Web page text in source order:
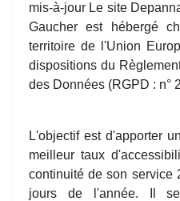
mis-à-jour Le site
Gaucher est hébergé
territoire de l'Union
dispositions du
des Données (RGPD : n°
L'objectif est d'apporter
meilleur taux
continuité de son service
jours de l'année. Il